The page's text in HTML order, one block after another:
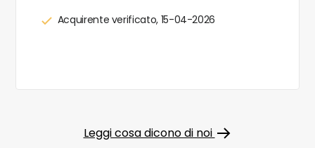
Acquirente verificato, 15-04-2026
Leggi cosa dicono di noi